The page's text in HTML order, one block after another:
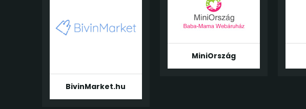
BivinMarket.hu
MiniOrszág